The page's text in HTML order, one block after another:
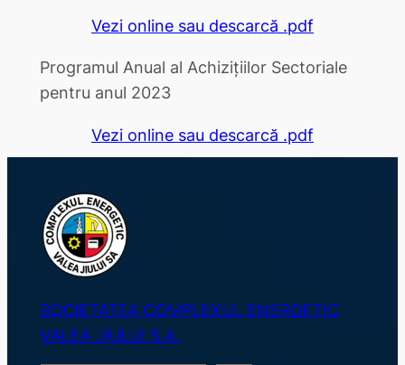
Vezi online sau descarcă .pdf
Programul Anual al Achizițiilor Sectoriale
pentru anul 2023
Vezi online sau descarcă .pdf
SOCIETATEA COMPLEXUL ENERGETIC
VALEA JIULUI S.A.